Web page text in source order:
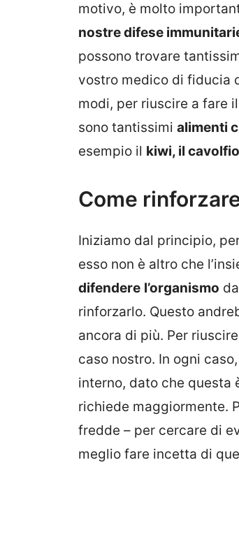
motivo, è molto
nostre difese
possono trovare
vostro medico di fiducia
modi, per riuscire a fare
sono tantissimi alimenti
esempio il kiwi, il
Come
Iniziamo dal principio,
esso non è altro che
difendere l’organismo
rinforzarlo. Questo
ancora di più. Per
caso nostro. In ogni
interno, dato che questa
richiede maggiormente.
fredde – per cercare di
meglio fare incetta di